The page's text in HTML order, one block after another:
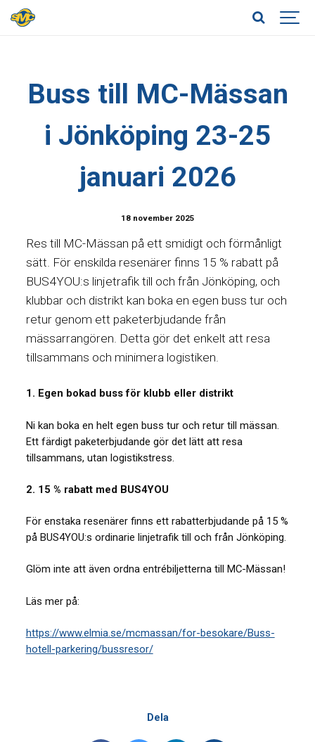
Buss till MC-Mässan
i Jönköping 23-25
januari 2026
18 november 2025
Res till MC-Mässan på ett smidigt och förmånligt
sätt. För enskilda resenärer finns 15 % rabatt på
BUS4YOU:s linjetrafik till och från Jönköping, och
klubbar och distrikt kan boka en egen buss tur och
retur genom ett paketerbjudande från
mässarrangören. Detta gör det enkelt att resa
tillsammans och minimera logistiken.
1. Egen bokad buss för klubb eller distrikt
Ni kan boka en helt egen buss tur och retur till mässan.
Ett färdigt paketerbjudande gör det lätt att resa
tillsammans, utan logistikstress.
2. 15 % rabatt med BUS4YOU
För enstaka resenärer finns ett rabatterbjudande på 15 %
på BUS4YOU:s ordinarie linjetrafik till och från Jönköping.
Glöm inte att även ordna entrébiljetterna till MC-Mässan!
Läs mer på:
https://www.elmia.se/mcmassan/for-besokare/Buss-
hotell-parkering/bussresor/
Dela